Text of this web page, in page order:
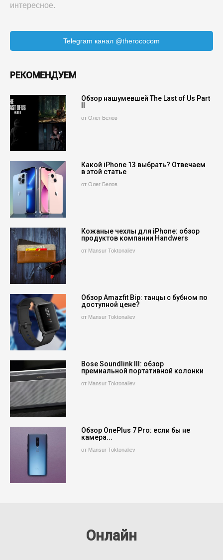
интересное.
Telegram канал @therococom
РЕКОМЕНДУЕМ
Обзор нашумевшей The Last of Us Part
от Олег Белов
Какой iPhone 13 выбрать? Отвечаем
в этой статье
от Олег Белов
Кожаные чехлы для iPhone: обзор
продуктов компании Handwers
от Mansur Toktonaliev
Обзор Amazfit Bip: танцы с бубном по
доступной цене?
от Mansur Toktonaliev
Bose Soundlink III: обзор
премиальной портативной колонки
от Mansur Toktonaliev
Обзор OnePlus 7 Pro: если бы не
камера...
от Mansur Toktonaliev
Онлайн